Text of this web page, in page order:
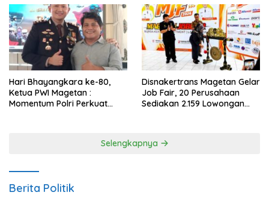
Hari Bhayangkara ke-80,
Ketua PWI Magetan :
Momentum Polri Perkuat
Disnakertrans Magetan Gelar
Job Fair, 20 Perusahaan
Sediakan 2.159 Lowongan
Selengkapnya
Berita Politik